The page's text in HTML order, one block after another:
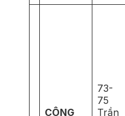
CÔNG
73-
75
Trần